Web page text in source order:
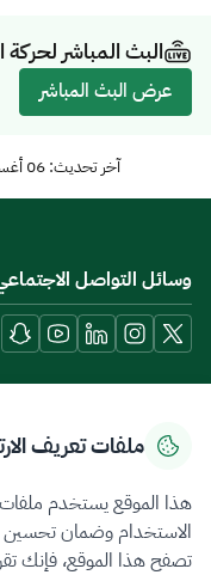
البث المباشر لحركة
عرض البث المباشر
آخر تحديث: 06 أغسطس 2026 10:57 ص المملكة العربية السعودية
وسائل التواصل
حمل تطبيقات الجوال
ملفات تعريف
هذا الموقع يستخدم ملفات
الاستخدام وضمان تحسين
تصفح هذا الموقع، فإنك